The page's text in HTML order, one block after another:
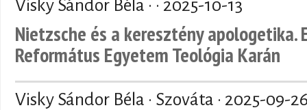
Visky Sándor Béla · · 2025-10-13
Nietzsche és a keresztény apologetika.
Református Egyetem Teológia Karán
Visky Sándor Béla · Szováta · 2025-09-